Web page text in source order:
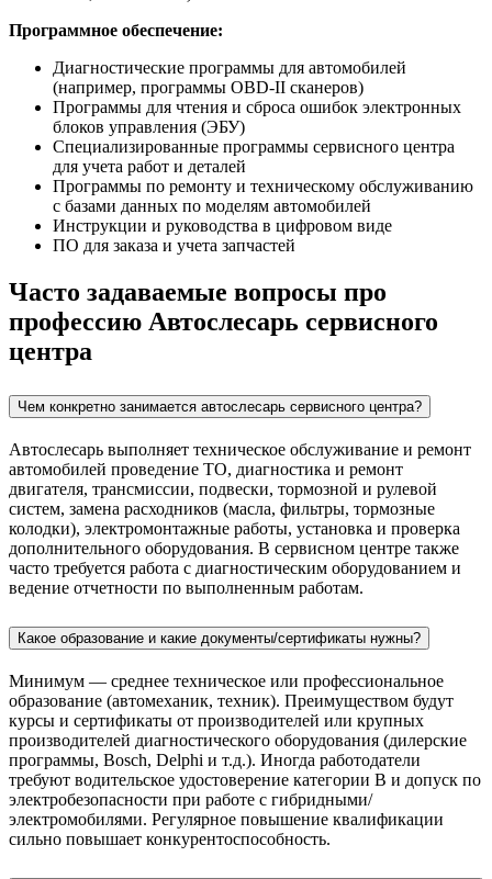
Программное обеспечение:
Диагностические программы для автомобилей
(например, программы OBD-II сканеров)
Программы для чтения и сброса ошибок электронных
блоков управления (ЭБУ)
Специализированные программы сервисного центра
для учета работ и деталей
Программы по ремонту и техническому обслуживанию
с базами данных по моделям автомобилей
Инструкции и руководства в цифровом виде
ПО для заказа и учета запчастей
Часто задаваемые вопросы про
профессию Автослесарь сервисного
центра
Чем конкретно занимается автослесарь сервисного центра?
Автослесарь выполняет техническое обслуживание и ремонт
автомобилей проведение ТО, диагностика и ремонт
двигателя, трансмиссии, подвески, тормозной и рулевой
систем, замена расходников (масла, фильтры, тормозные
колодки), электромонтажные работы, установка и проверка
дополнительного оборудования. В сервисном центре также
часто требуется работа с диагностическим оборудованием и
ведение отчетности по выполненным работам.
Какое образование и какие документы/сертификаты нужны?
Минимум — среднее техническое или профессиональное
образование (автомеханик, техник). Преимуществом будут
курсы и сертификаты от производителей или крупных
производителей диагностического оборудования (дилерские
программы, Bosch, Delphi и т.д.). Иногда работодатели
требуют водительское удостоверение категории B и допуск по
электробезопасности при работе с гибридными/
электромобилями. Регулярное повышение квалификации
сильно повышает конкурентоспособность.